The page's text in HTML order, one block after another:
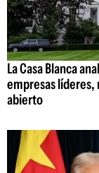
La Casa Blanca
empresas
abierto